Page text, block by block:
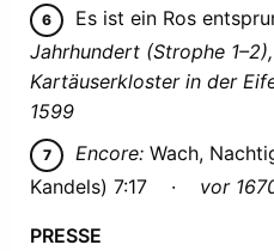
Es ist ein Ros
Jahrhundert (Strophe
Kartäuserkloster in der
1599
Encore: Wach,
Kandels) 7:17 · vor
PRESSE